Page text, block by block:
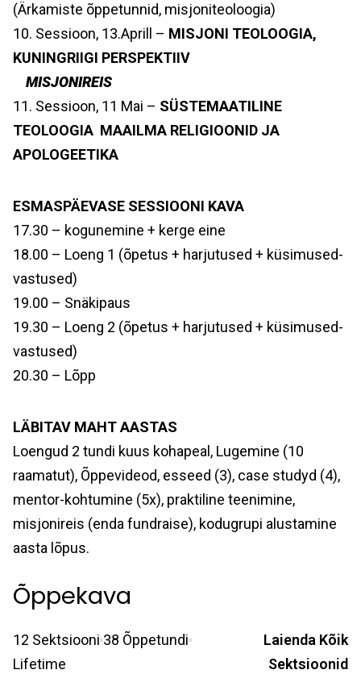
(Ärkamiste õppetunnid, misjoniteoloogia)
10. Sessioon, 13.Aprill – MISJONI TEOLOOGIA,
KUNINGRIIGI PERSPEKTIIV
MISJONIREIS
11. Sessioon, 11 Mai – SÜSTEMAATILINE
TEOLOOGIA MAAILMA RELIGIOONID JA
APOLOGEETIKA
ESMASPÄEVASE SESSIOONI KAVA
17.30 – kogunemine + kerge eine
18.00 – Loeng 1 (õpetus + harjutused + küsimused-
vastused)
19.00 – Snäkipaus
19.30 – Loeng 2 (õpetus + harjutused + küsimused-
vastused)
20.30 – Lõpp
LÄBITAV MAHT AASTAS
Loengud 2 tundi kuus kohapeal, Lugemine (10
raamatut), Õppevideod, esseed (3), case studyd (4),
mentor-kohtumine (5x), praktiline teenimine,
misjonireis (enda fundraise), kodugrupi alustamine
aasta lõpus.
Õppekava
12 Sektsiooni 38 Õppetundi
Lifetime
Laienda Kõik
Sektsioonid